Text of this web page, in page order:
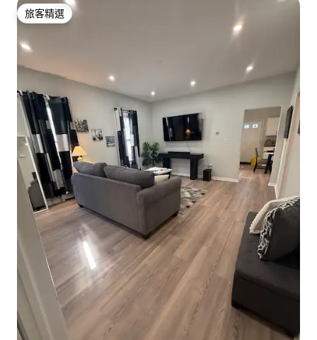
旅客精選
旅客精選